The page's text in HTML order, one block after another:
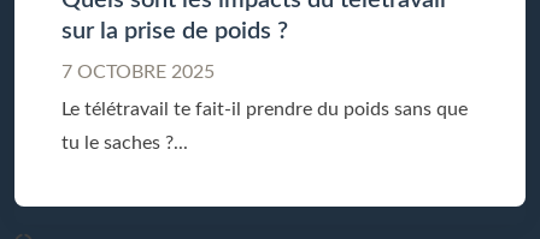
sur la prise de poids ?
7 OCTOBRE 2025
Le télétravail te fait-il prendre du poids sans que
tu le saches ?...